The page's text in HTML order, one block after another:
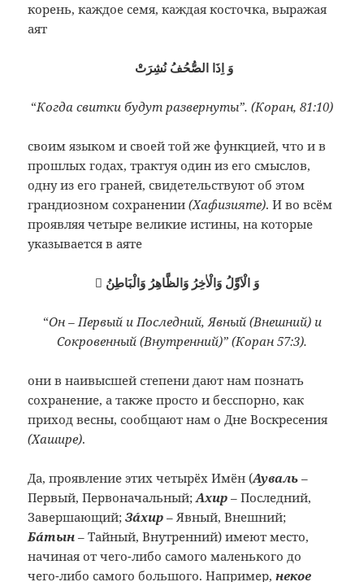
корень, каждое семя, каждая косточка, выражая
аят
وَ اِذَا الصُّحُفُ نُشِرَتْ
“Когда свитки будут развернуты”. (Коран, 81:10)
своим языком и своей той же функцией, что и в
прошлых годах, трактуя один из его смыслов,
одну из его граней, свидетельствуют об этом
грандиозном сохранении(Хафизияте). И во всём
проявляя четыре великие истины, на которые
указывается в аяте
“Он – Первый и Последний, Явный (Внешний) и
Сокровенный (Внутренний)” (Коран 57:3).
они в наивысшей степени дают нам познать
сохранение, а также просто и бесспорно, как
приход весны, сообщают нам о Дне Воскресения
(Хашире).
Да, проявление этих четырёх Имён (Ауваль –
Первый, Первоначальный;Ахир – Последний,
Завершающий;Зáхир – Явный, Внешний;
Бáтын– Тайный, Внутренний) имеют место,
начиная от чего-либо самого маленького до
чего-либо самого большого. Например,некое